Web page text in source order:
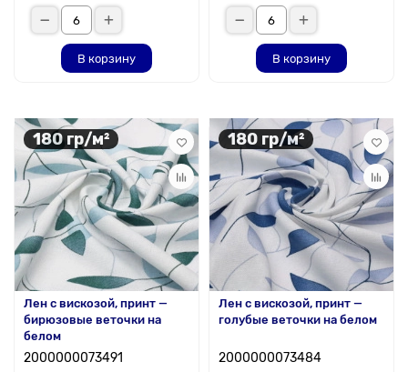
В корзину В корзину
180 гр/м²
Лен с вискозой, принт —
бирюзовые веточки на
белом
2000000073491
180 гр/м²
Лен с вискозой, принт —
голубые веточки на белом
2000000073484